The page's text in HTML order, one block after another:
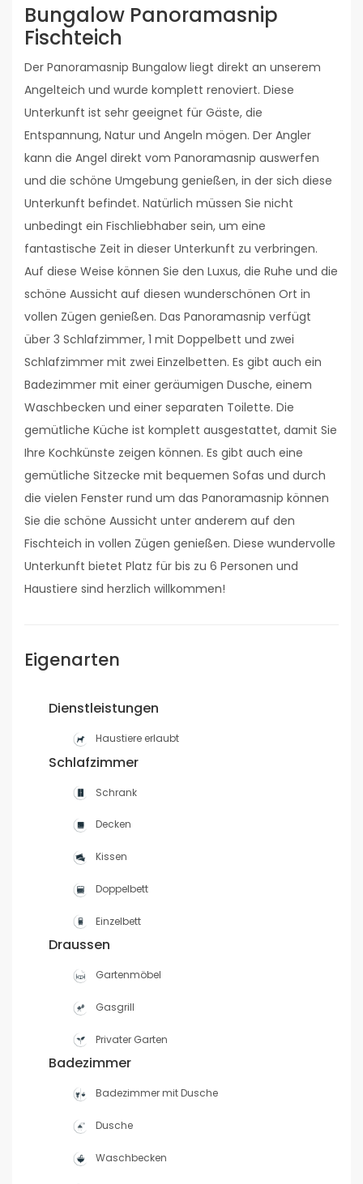
Bungalow Panoramasnip
Fischteich
Der Panoramasnip Bungalow liegt direkt an unserem
Angelteich und wurde komplett renoviert. Diese
Unterkunft ist sehr geeignet für Gäste, die
Entspannung, Natur und Angeln mögen. Der Angler
kann die Angel direkt vom Panoramasnip auswerfen
und die schöne Umgebung genießen, in der sich diese
Unterkunft befindet. Natürlich müssen Sie nicht
unbedingt ein Fischliebhaber sein, um eine
fantastische Zeit in dieser Unterkunft zu verbringen.
Auf diese Weise können Sie den Luxus, die Ruhe und die
schöne Aussicht auf diesen wunderschönen Ort in
vollen Zügen genießen. Das Panoramasnip verfügt
über 3 Schlafzimmer, 1 mit Doppelbett und zwei
Schlafzimmer mit zwei Einzelbetten. Es gibt auch ein
Badezimmer mit einer geräumigen Dusche, einem
Waschbecken und einer separaten Toilette. Die
gemütliche Küche ist komplett ausgestattet, damit Sie
Ihre Kochkünste zeigen können. Es gibt auch eine
gemütliche Sitzecke mit bequemen Sofas und durch
die vielen Fenster rund um das Panoramasnip können
Sie die schöne Aussicht unter anderem auf den
Fischteich in vollen Zügen genießen. Diese wundervolle
Unterkunft bietet Platz für bis zu 6 Personen und
Haustiere sind herzlich willkommen!
Eigenarten
Dienstleistungen
Haustiere erlaubt
Schlafzimmer
Schrank
Decken
Kissen
Doppelbett
Einzelbett
Draussen
Gartenmöbel
Gasgrill
Privater Garten
Badezimmer
Badezimmer mit Dusche
Dusche
Waschbecken